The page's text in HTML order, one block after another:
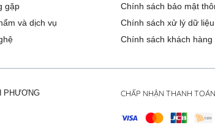
gặp
và dịch vụ
Chính sách bảo mật
Chính sách xử lý dữ
Chính sách khách hàng
PHƯƠNG CHẤP NHẬN THANH TOÁN